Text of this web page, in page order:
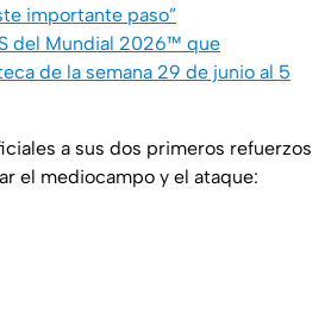
importante paso”
del Mundial 2026™ que
de la semana 29 de junio al 5
a sus dos primeros refuerzos
el mediocampo y el ataque: